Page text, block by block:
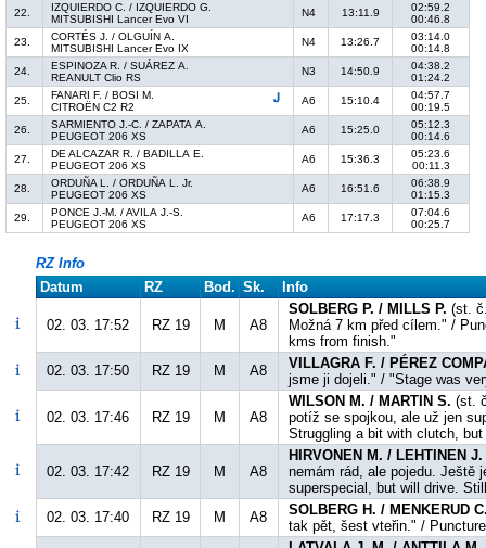
22.
IZQUIERDO C. / IZQUIERDO G.
MITSUBISHI Lancer Evo VI
N4 13:11.9
02:59.2
00:46.8
23.
CORTÉS J. / OLGUÍN A.
MITSUBISHI Lancer Evo IX
N4 13:26.7
03:14.0
00:14.8
24.
ESPINOZA R. / SUÁREZ A.
REANULT Clio RS
N3 14:50.9
04:38.2
01:24.2
25.
FANARI F. / BOSI M.
CITROËN C2 R2
A6 15:10.4
04:57.7
00:19.5
26.
SARMIENTO J.-C. / ZAPATA A.
PEUGEOT 206 XS
A6 15:25.0
05:12.3
00:14.6
27.
DE ALCAZAR R. / BADILLA E.
PEUGEOT 206 XS
A6 15:36.3
05:23.6
00:11.3
28.
ORDUÑA L. / ORDUÑA L. Jr.
PEUGEOT 206 XS
A6 16:51.6
06:38.9
01:15.3
29.
PONCE J.-M. / AVILA J.-S.
PEUGEOT 206 XS
A6 17:17.3
07:04.6
00:25.7
RZ Info
Datum
RZ Bod. Sk. Info
02. 03. 17:52 RZ 19 M A8
SOLBERG P. / MILLS P. (st.
Možná 7 km před cílem." /
kms from finish."
02. 03. 17:50
RZ 19 M A8
VILLAGRA F. / PÉREZ
jsme ji dojeli." / "Stage was
02. 03. 17:46 RZ 19 M A8
WILSON M. / MARTIN S. (st.
potíž se spojkou, ale už jen
Struggling a bit with clutch,
02. 03. 17:42 RZ 19 M A8
HIRVONEN M. / LEHTINEN J.
nemám rád, ale pojedu. Ještě
superspecial, but will drive.
02. 03. 17:40
RZ 19 M A8
SOLBERG H. / MENKERUD
tak pět, šest vteřin." /